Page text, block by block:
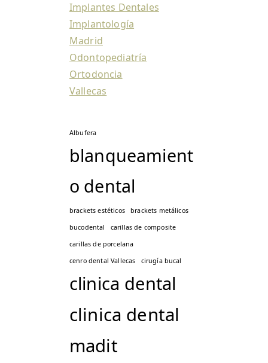
Implantes Dentales
Implantología
Madrid
Odontopediatría
Ortodoncia
Vallecas
Albufera
blanqueamient
o dental
brackets estéticos
brackets metálicos
bucodental
carillas de composite
carillas de porcelana
cenro dental Vallecas
cirugía bucal
clinica dental
clinica dental
madit